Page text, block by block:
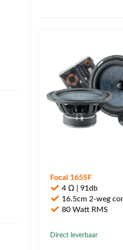
Focal 165SF
4 Ω | 91db
16.5cm 2-weg
80 Watt RMS
Direct leverbaar